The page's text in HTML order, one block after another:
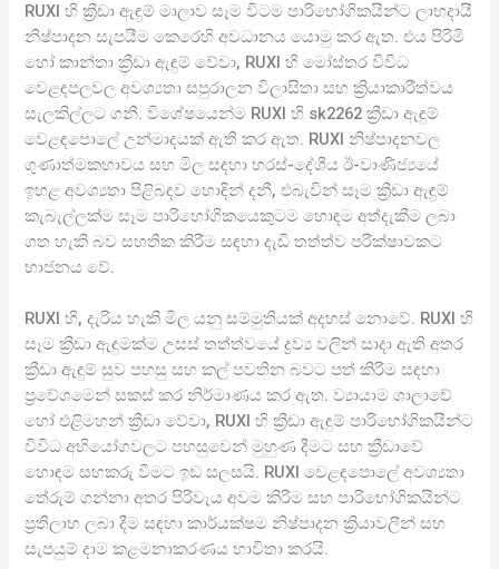
RUXI හි ක්‍රීඩා ඇඳුම් මාලාව සෑම විටම පාරිභෝගිකයින්ට ලාභදායී
නිෂ්පාදන සැපයීම කෙරෙහි අවධානය යොමු කර ඇත. එය පිරිමි
හෝ කාන්තා ක්‍රීඩා ඇඳුම් වේවා, RUXI හි මෝස්තර විවිධ
වෙළඳපලවල අවශ්‍යතා සපුරාලන විලාසිතා සහ ක්‍රියාකාරීත්වය
සැලකිල්ලට ගනී. විශේෂයෙන්ම RUXI හි sk2262 ක්‍රීඩා ඇඳුම්
වෙළඳපොලේ උන්මාදයක් ඇති කර ඇත. RUXI නිෂ්පාදනවල
ගුණාත්මකභාවය සහ මිල සඳහා හරස්-දේශීය ඊ-වාණිජ්‍යයේ
ඉහළ අවශ්‍යතා පිළිබඳව හොඳින් දනී, එබැවින් සෑම ක්‍රීඩා ඇඳුම්
කැබැල්ලක්ම සෑම පාරිභෝගිකයෙකුටම හොඳම අත්දැකීම ලබා
ගත හැකි බව සහතික කිරීම සඳහා දැඩි තත්ත්ව පරීක්ෂාවකට
භාජනය වේ.
RUXI හි, දැරිය හැකි මිල යනු සම්මුතියක් අදහස් නොවේ. RUXI හි
සෑම ක්‍රීඩා ඇඳුමක්ම උසස් තත්ත්වයේ ද්‍රව්‍ය වලින් සාදා ඇති අතර
ක්‍රීඩා ඇඳුම් සුව පහසු සහ කල් පවතින බවට පත් කිරීම සඳහා
ප්‍රවේශමෙන් සකස් කර නිර්මාණය කර ඇත. ව්‍යායාම ශාලාවේ
හෝ එළිමහන් ක්‍රීඩා වේවා, RUXI හි ක්‍රීඩා ඇඳුම් පාරිභෝගිකයින්ට
විවිධ අභියෝගවලට පහසුවෙන් මුහුණ දීමට සහ ක්‍රීඩාවේ
හොඳම සහකරු වීමට ඉඩ සලසයි. RUXI වෙළඳපොලේ අවශ්‍යතා
තේරුම් ගන්නා අතර පිරිවැය අවම කිරීම සහ පාරිභෝගිකයින්ට
ප්‍රතිලාභ ලබා දීම සඳහා කාර්යක්ෂම නිෂ්පාදන ක්‍රියාවලීන් සහ
සැපයුම් දාම කළමනාකරණය භාවිතා කරයි.